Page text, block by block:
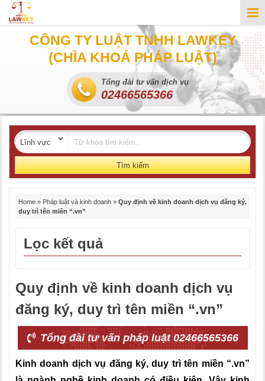
CÔNG TY LUẬT TNHH LAWKEY
(CHÌA KHOÁ PHÁP LUẬT)
Tổng đài tư vấn dịch vụ
02466565366
Tìm kiếm
Home » Pháp luật và kinh doanh » Quy định về kinh doanh dịch vụ đăng ký,
duy trì tên miền “.vn”
Lọc kết quả
Quy định về kinh doanh dịch vụ
đăng ký, duy trì tên miền “.vn”
Tổng đài tư vấn pháp luật 02466565366
Kinh doanh dịch vụ đăng ký, duy trì tên miền “.vn”